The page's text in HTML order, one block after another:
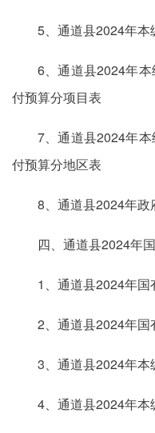
5、通道县2024年
6、通道县2024年
付预算分项目表
7、通道县2024年
付预算分地区表
8、通道县2024年
四、通道县2024年
1、通道县2024年
2、通道县2024年
3、通道县2024年
4、通道县2024年